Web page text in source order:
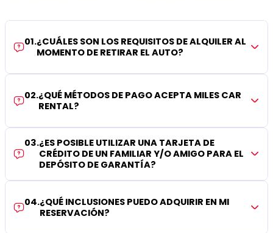
01.¿CUÁLES SON LOS REQUISITOS DE ALQUILER AL
MOMENTO DE RETIRAR EL AUTO?
02.¿QUÉ MÉTODOS DE PAGO ACEPTA MILES CAR
RENTAL?
03.¿ES POSIBLE UTILIZAR UNA TARJETA DE
CRÉDITO DE UN FAMILIAR Y/O AMIGO PARA EL
DEPÓSITO DE GARANTÍA?
04.¿QUÉ INCLUSIONES PUEDO ADQUIRIR EN MI
RESERVACIÓN?